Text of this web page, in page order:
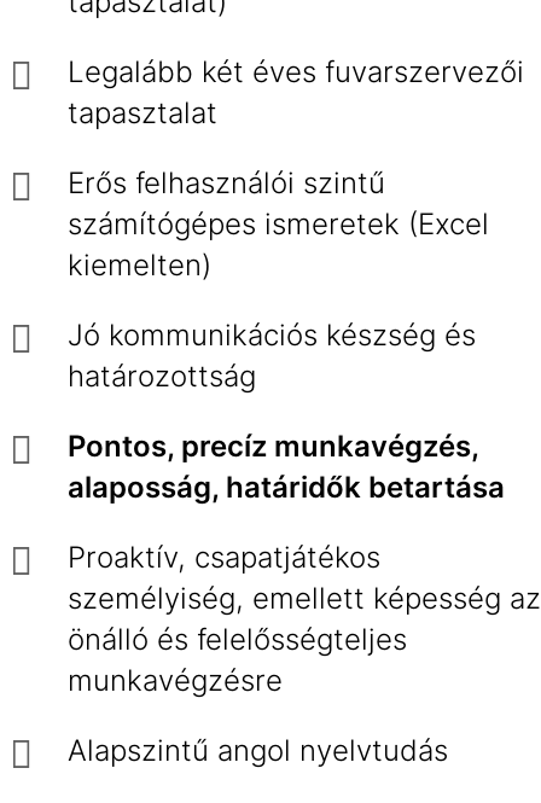
Legalább két éves fuvarszervezői
tapasztalat
Erős felhasználói szintű
számítógépes ismeretek (Excel
kiemelten)
Jó kommunikációs készség és
határozottság
Pontos, precíz munkavégzés,
alaposság, határidők betartása
Proaktív, csapatjátékos
személyiség, emellett képesség az
önálló és felelősségteljes
munkavégzésre
Alapszintű angol nyelvtudás